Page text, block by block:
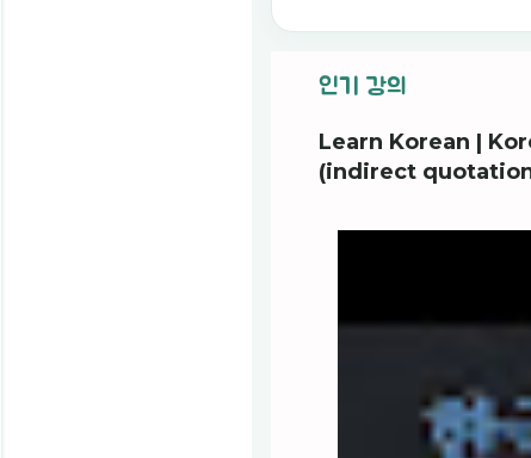
인기 강의
Learn Korean |
(indirect